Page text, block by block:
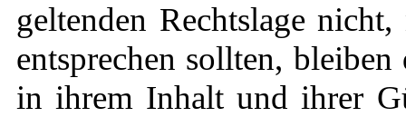
geltenden Rechtslage
entsprechen sollten,
in ihrem Inhalt und ihrer